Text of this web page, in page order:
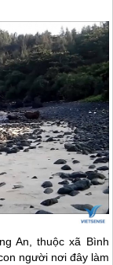
An, thuộc xã Bình
người nơi đây làm